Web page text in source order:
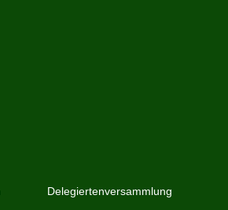
Delegiertenversammlung